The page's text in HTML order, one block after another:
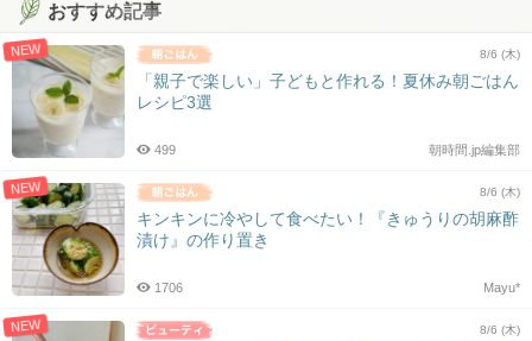
おすすめ記事
NEW 8/6 (木)
「親子で楽しい」子どもと作れる！夏休み朝ごはん
レシピ3選
朝時間.jp編集部
499
NEW 8/6 (木)
キンキンに冷やして食べたい！『きゅうりの胡麻酢
漬け』の作り置き
Mayu*
1706
NEW 8/6 (木)